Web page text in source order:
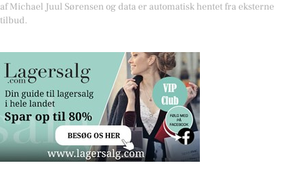
Michael Juul Sørensen og data er automatisk hentet fra eksterne